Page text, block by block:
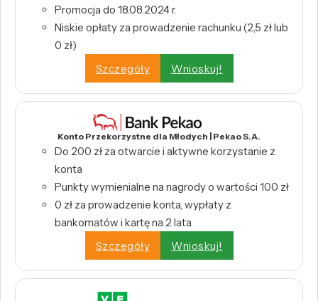
Promocja do 18.08.2024 r.
Niskie opłaty za prowadzenie rachunku (2,5 zł lub
0 zł)
Szczegóły
Wnioskuj!
Konto Przekorzystne dla Młodych | Pekao S.A.
Do 200 zł za otwarcie i aktywne korzystanie z
konta
Punkty wymienialne na nagrody o wartości 100 zł
0 zł za prowadzenie konta, wypłaty z
bankomatów i kartę na 2 lata
Szczegóły
Wnioskuj!